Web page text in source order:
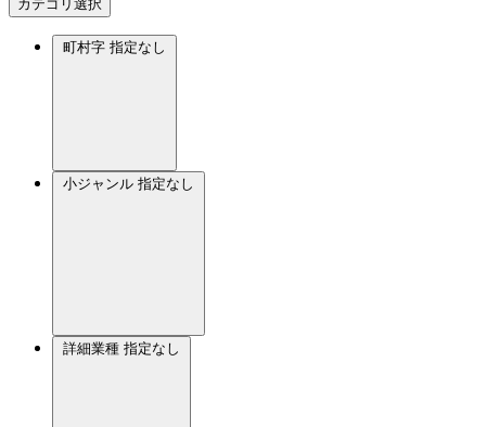
カテゴリ選択
町村字 指定なし
小ジャンル 指定なし
詳細業種 指定なし